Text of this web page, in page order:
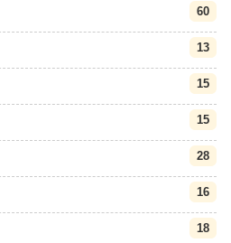
60
13
15
15
28
16
18